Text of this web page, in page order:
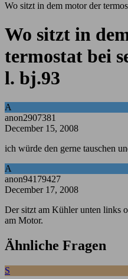
Wo sitzt in dem motor der
Wo sitzt in
termostat bei
l. bj.93
A
anon2907381
December 15, 2008
ich würde den gerne tauschen
A
anon94179427
December 17, 2008
Der sitzt am Kühler unten links
am Motor.
Ähnliche Fragen
S